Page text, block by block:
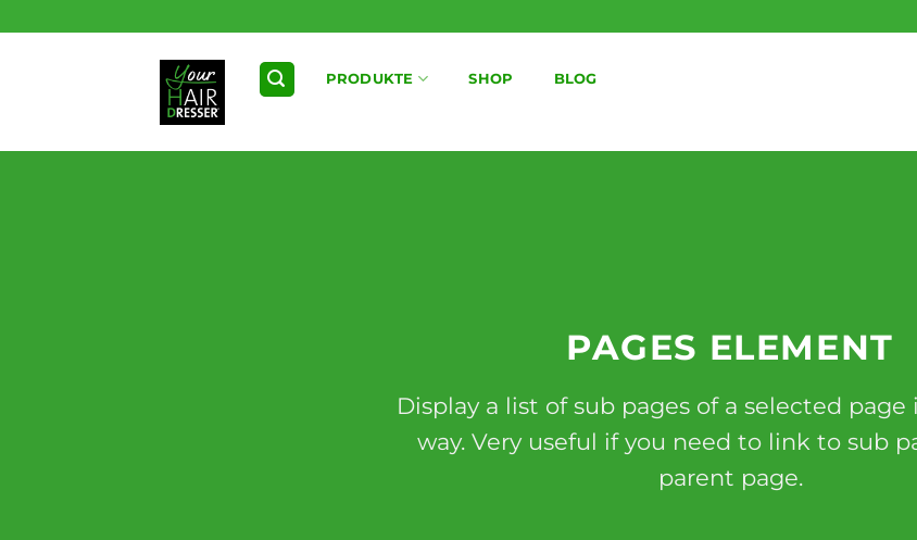
Inhalt
PRODUKTE SHOP BLOG
PAGES ELEMENT
Display a list of sub pages of a selected
way. Very useful if you need to link to sub
parent page.